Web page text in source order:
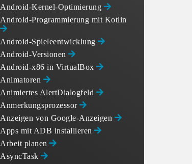
Android-Kernel-Optimierung
Android-Programmierung mit Kotlin
Android-Spieleentwicklung
Android-Versionen
Android-x86 in VirtualBox
Animatoren
Animiertes AlertDialogfeld
Anmerkungsprozessor
Anzeigen von Google-Anzeigen
Apps mit ADB installieren
Arbeit planen
AsyncTask